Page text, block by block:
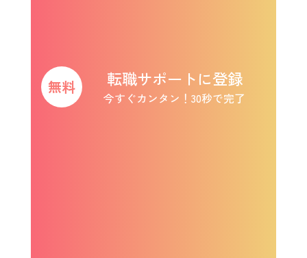
転職サポートに登録
今すぐカンタン！30秒で完了